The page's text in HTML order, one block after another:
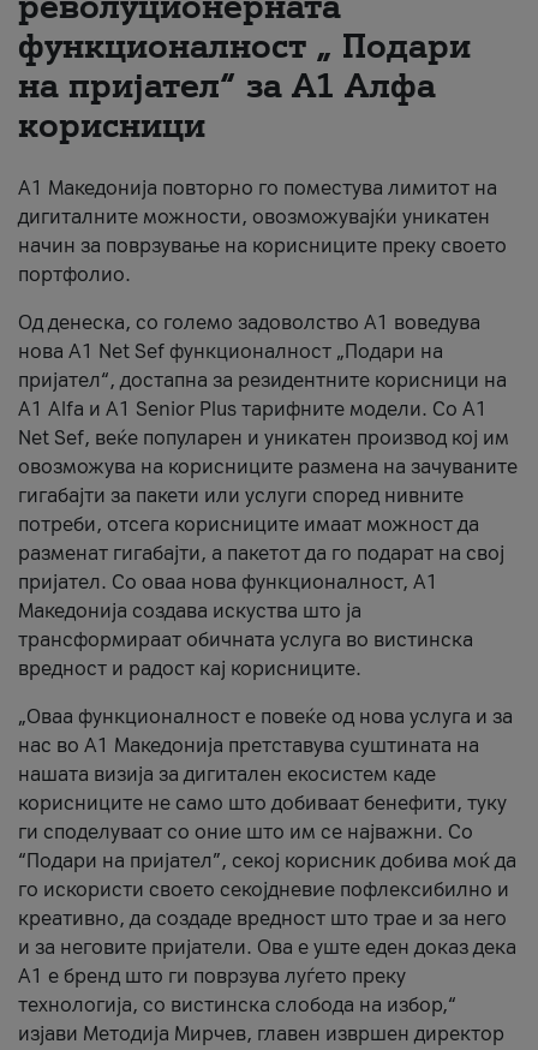
За нас
#ПодобарОнлајн
функционалност „ Подари
на пријател“ за А1 Алфа
корисници
А1 Македонија повторно го поместува лимитот на
дигиталните можности, овозможувајќи уникатен
начин за поврзување на корисниците преку своето
портфолио.
Од денеска, со големо задоволство А1 воведува
нова A1 Net Sef функционалност „Подари на
пријател“, достапна за резидентните корисници на
А1 Alfa и A1 Senior Plus тарифните модели. Со A1
Net Sef, веќе популарен и уникатен производ кој им
овозможува на корисниците размена на зачуваните
гигабајти за пакети или услуги според нивните
потреби, отсега корисниците имаат можност да
разменат гигабајти, а пакетот да го подарат на свој
пријател. Со оваа нова функционалност, А1
Македонија создава искуства што ја
трансформираат обичната услуга во вистинска
вредност и радост кај корисниците.
„Оваа функционалност е повеќе од нова услуга и за
нас во А1 Македонија претставува суштината на
нашата визија за дигитален екосистем каде
корисниците не само што добиваат бенефити, туку
ги споделуваат со оние што им се најважни. Со
“Подари на пријател”, секој корисник добива моќ да
го искористи своето секојдневие пофлексибилно и
креативно, да создаде вредност што трае и за него
и за неговите пријатели. Ова е уште еден доказ дека
А1 е бренд што ги поврзува луѓето преку
технологија, со вистинска слобода на избор,“
изјави Методија Мирчев, главен извршен директор